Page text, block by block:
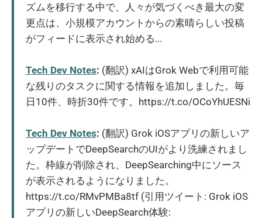
ズムを移行する中で、人々が気づくべき最大の変
更点は、小規模アカウントからの素晴らしい投稿
がフィードに表示され始める...
Tech Dev Notes: (翻訳) xAIはGrok Webで利用可能
な残りのタスクに関する情報を追加しました。毎
日10件、時折30件です。https://t.co/OCoYhUESNi
Tech Dev Notes: (翻訳) Grok iOSアプリの新しいア
ップデートでDeepSearchのUIがより洗練されまし
た。枠線が削除され、DeepSearching中にソース
が表示されるようになりました。
https://t.co/RMvPMBa8tf (引用ツイート: Grok iOS
アプリの新しいDeepSearch体験: